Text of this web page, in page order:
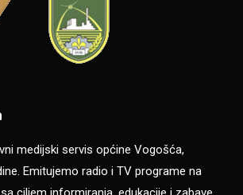
medijski servis općine Vogošća,
Emitujemo radio i TV programe na